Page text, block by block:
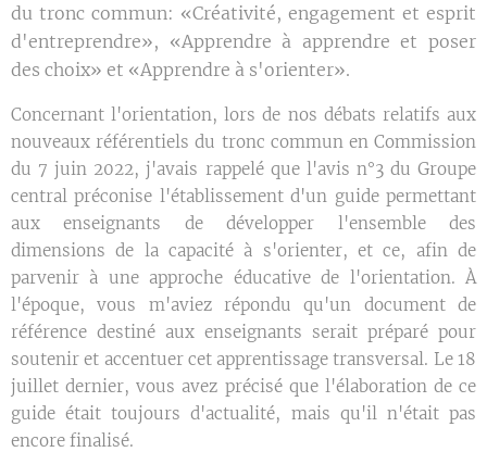
du tronc commun: «Créativité, engagement et esprit
d'entreprendre», «Apprendre à apprendre et poser
des choix» et «Apprendre à s'orienter».
Concernant l'orientation, lors de nos débats relatifs aux
nouveaux référentiels du tronc commun en Commission
du 7 juin 2022, j'avais rappelé que l'avis n°3 du Groupe
central préconise l'établissement d'un guide permettant
aux enseignants de développer l'ensemble des
dimensions de la capacité à s'orienter, et ce, afin de
parvenir à une approche éducative de l'orientation. À
l'époque, vous m'aviez répondu qu'un document de
référence destiné aux enseignants serait préparé pour
soutenir et accentuer cet apprentissage transversal. Le 18
juillet dernier, vous avez précisé que l'élaboration de ce
guide était toujours d'actualité, mais qu'il n'était pas
encore finalisé.